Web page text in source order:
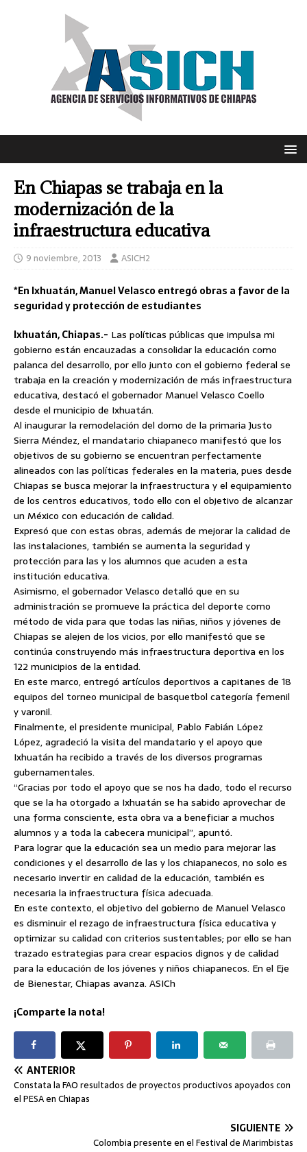
En Chiapas se trabaja en la
modernización de la
infraestructura educativa
9 noviembre, 2013 ASICH2
*En Ixhuatán, Manuel Velasco entregó obras a favor de la
seguridad y protección de estudiantes
Ixhuatán, Chiapas.- Las políticas públicas que impulsa mi
gobierno están encauzadas a consolidar la educación como
palanca del desarrollo, por ello junto con el gobierno federal se
trabaja en la creación y modernización de más infraestructura
educativa,destacó el gobernador Manuel Velasco Coello
desde el municipio de Ixhuatán.
Al inaugurar la remodelación del domo de la primaria Justo
Sierra Méndez, el mandatario chiapaneco manifestó que los
objetivos de su gobierno se encuentran perfectamente
alineados con las políticas federales en la materia, pues desde
Chiapas se busca mejorar la infraestructura y el equipamiento
de los centros educativos, todo ello con el objetivo de alcanzar
un México con educación de calidad.
Expresó que con estas obras, además de mejorar la calidad de
las instalaciones, también se aumenta la seguridad y
protección para las y los alumnos que acuden a esta
institución educativa.
Asimismo, el gobernador Velasco detalló que en su
administración se promueve la práctica del deporte como
método de vida para que todas las niñas, niños y jóvenes de
Chiapas se alejen de los vicios, por ello manifestó que se
continúa construyendo más infraestructura deportiva en los
122 municipios de la entidad.
En este marco, entregó artículos deportivos a capitanes de 18
equipos del torneo municipal de basquetbol categoría femenil
y varonil.
Finalmente, el presidente municipal, Pablo Fabián López
López, agradeció la visita del mandatario y el apoyo que
Ixhuatán ha recibido a través de los diversos programas
gubernamentales.
“Gracias por todo el apoyo que se nos ha dado, todo el recurso
que se la ha otorgado a Ixhuatán se ha sabido aprovechar de
una forma consciente, esta obra va a beneficiar a muchos
alumnos y a toda la cabecera municipal”, apuntó.
Para lograr que la educación sea un medio para mejorar las
condiciones y el desarrollo de las y los chiapanecos, no solo es
necesario invertir en calidad de la educación, también es
necesaria la infraestructura física adecuada.
En este contexto, el objetivo del gobierno de Manuel Velasco
es disminuir el rezago de infraestructura física educativa y
optimizar su calidad con criterios sustentables; por ello se han
trazado estrategias para crear espacios dignos y de calidad
para la educación de los jóvenes y niños chiapanecos. En el Eje
de Bienestar, Chiapas avanza. ASICh
¡Comparte la nota!
ANTERIOR
Constata la FAO resultados de proyectos productivos apoyados con
el PESA en Chiapas
SIGUIENTE
Colombia presente en el Festival de Marimbistas